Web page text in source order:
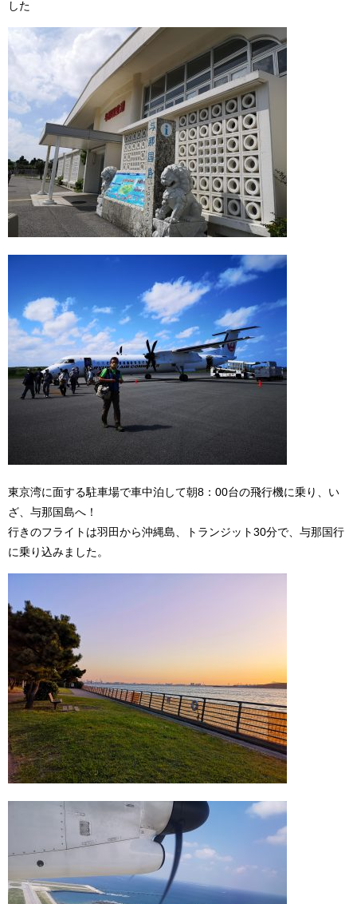
した
東京湾に面する駐車場で車中泊して朝8：00台の飛行機に乗り、い
ざ、与那国島へ！
行きのフライトは羽田から沖縄島、トランジット30分で、与那国行
に乗り込みました。